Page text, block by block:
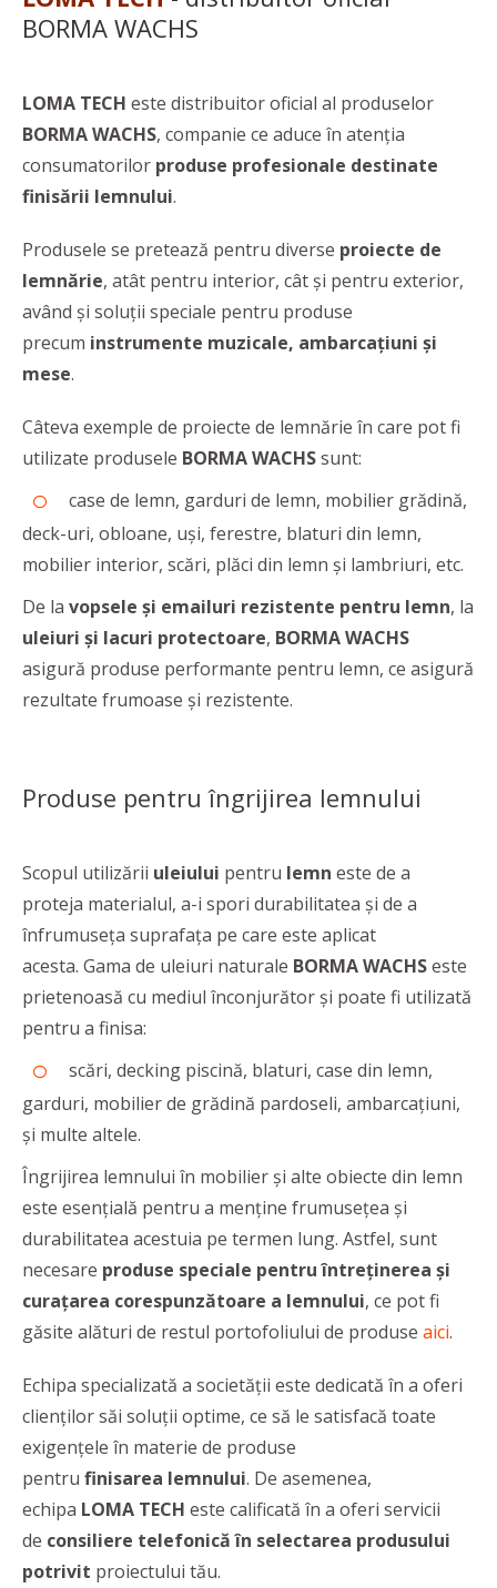
BORMA WACHS
LOMA TECH este distribuitor oficial al produselor
BORMA WACHS, companie ce aduce în atenția
consumatorilor produse profesionale destinate
finisării lemnului.
Produsele se pretează pentru diverse proiecte de
lemnărie, atât pentru interior, cât și pentru exterior,
având și soluții speciale pentru produse
precum instrumente muzicale, ambarcațiuni și
mese.
Câteva exemple de proiecte de lemnărie în care pot fi
utilizate produsele BORMA WACHSsunt:
case de lemn, garduri de lemn, mobilier grădină,
deck-uri, obloane, uși, ferestre, blaturi din lemn,
mobilier interior, scări, plăci din lemn și lambriuri, etc.
De la vopsele și emailuri rezistente pentru lemn, la
uleiuri și lacuri protectoare, BORMA WACHS
asigură produse performante pentru lemn, ce asigură
rezultate frumoase și rezistente.
Produse pentru îngrijirea lemnului
Scopul utilizării uleiului pentru lemn este de a
proteja materialul, a-i spori durabilitatea şi de a
înfrumuseţa suprafaţa pe care este aplicat
acesta. Gama de uleiuri naturale BORMA WACHSeste
prietenoasă cu mediul înconjurător și poate fi utilizată
pentru a finisa:
scări, decking piscină, blaturi, case din lemn,
garduri, mobilier de grădină pardoseli, ambarcațiuni,
și multe altele.
Îngrijirea lemnului în mobilier și alte obiecte din lemn
este esențială pentru a menține frumusețea și
durabilitatea acestuia pe termen lung. Astfel, sunt
necesare produse speciale pentru întreținerea și
curațarea corespunzătoare a lemnului, ce pot fi
găsite alături de restul portofoliului de produse aici.
Echipa specializată a societății este dedicată în a oferi
clienților săi soluții optime, ce să le satisfacă toate
exigențele în materie de produse
pentru finisarea lemnului. De asemenea,
echipa LOMA TECH este calificată în a oferi servicii
de consiliere telefonică în selectarea produsului
potrivit proiectului tău.